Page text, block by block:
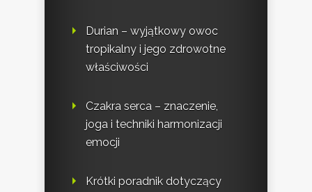
Durian – wyjątkowy owoc
tropikalny i jego zdrowotne
właściwości
Czakra serca – znaczenie,
joga i techniki harmonizacji
emocji
Krótki poradnik dotyczący